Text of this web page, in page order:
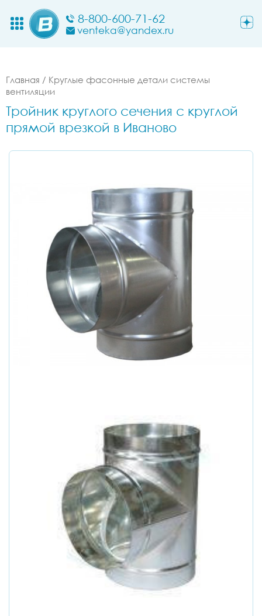
8-800-600-71-62
venteka@yandex.ru
Главная / Круглые фасонные детали системы
вентиляции
Тройник круглого сечения с круглой
прямой врезкой в Иваново